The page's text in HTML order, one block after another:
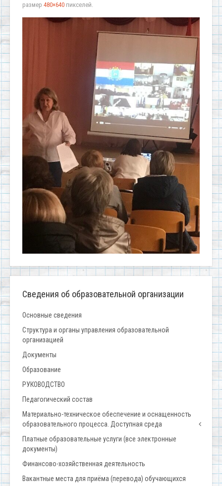
размер 480×640 пикселей.
Сведения об образовательной организации
Основные сведения
Структура и органы управления образовательной
организацией
Документы
Образование
РУКОВОДСТВО
Педагогический состав
Материально-техническое обеспечение и оснащенность
образовательного процесса. Доступная среда
Платные образовательные услуги (все электронные
документы)
Финансово-хозяйственная деятельность
Вакантные места для приёма (перевода) обучающихся